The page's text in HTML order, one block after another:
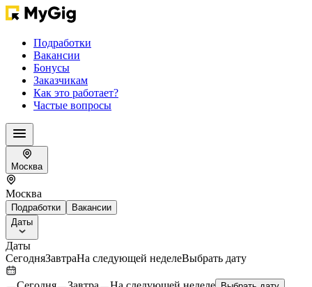
Подработки
Вакансии
Бонусы
Заказчикам
Как это работает?
Частые вопросы
Москва
Москва
Подработки
Вакансии
Даты
Даты
СегодняЗавтраНа следующей неделеВыбрать дату